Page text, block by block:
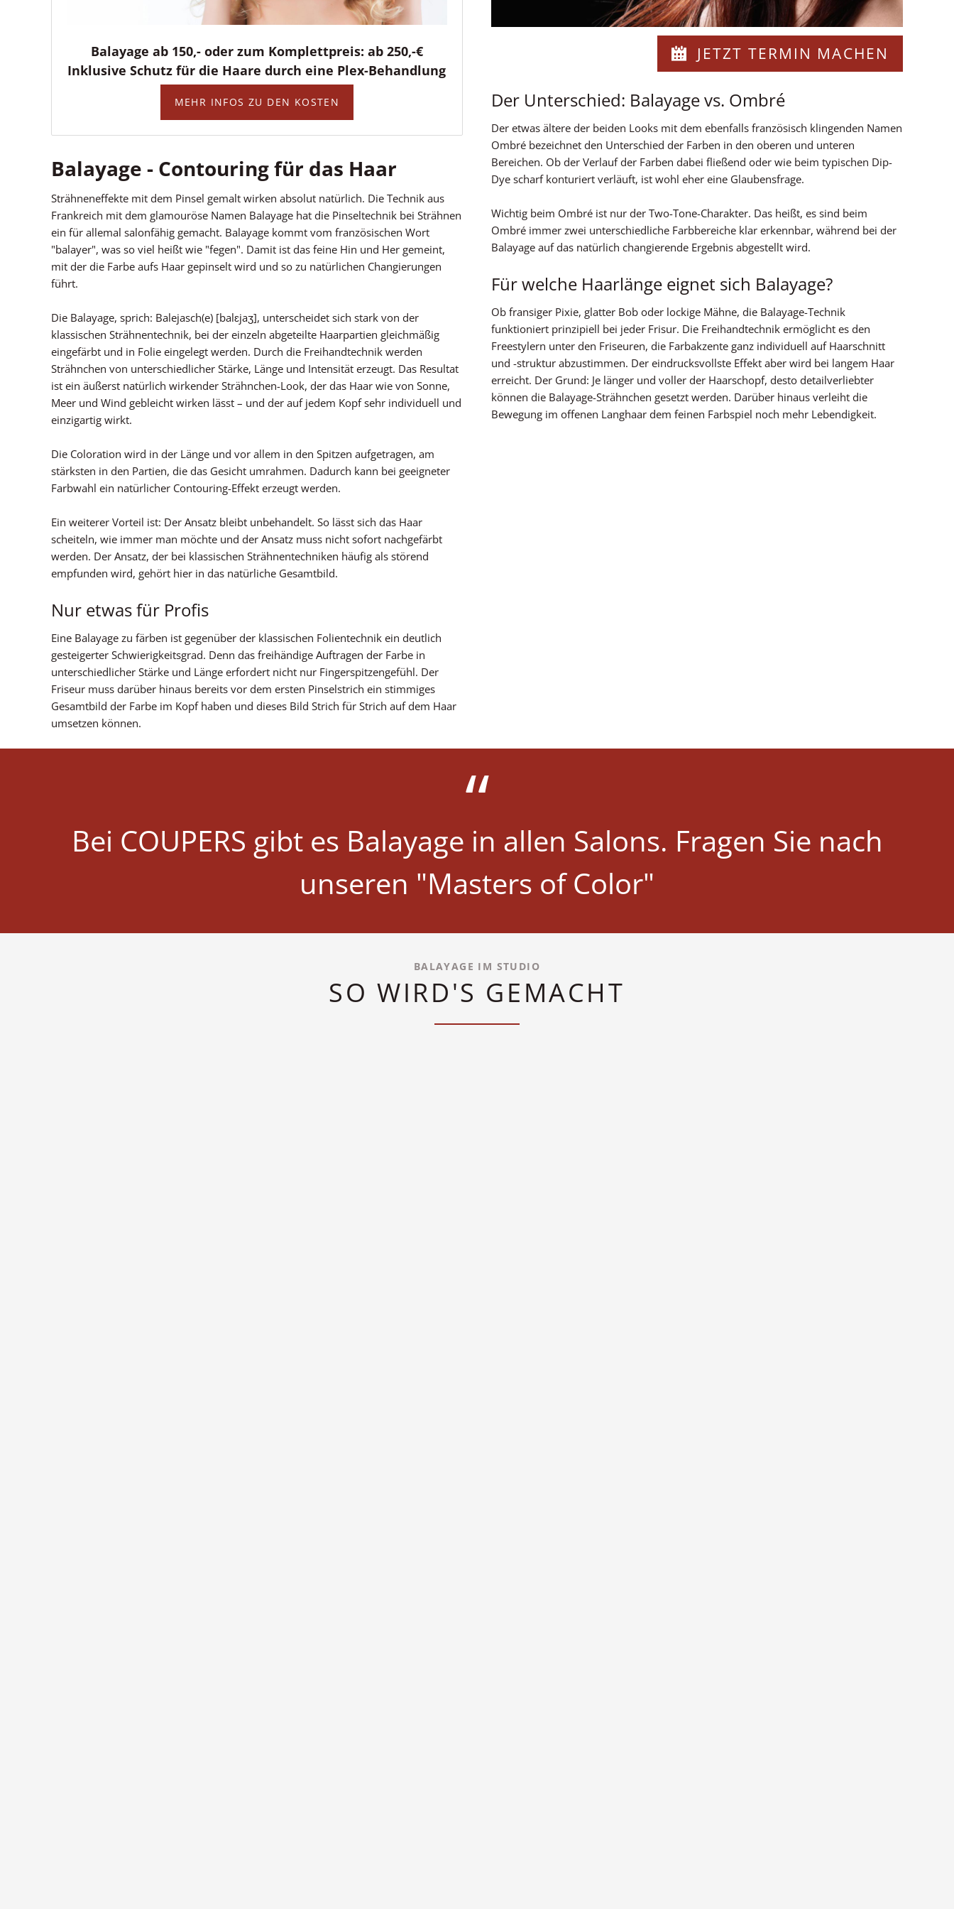
Balayage ab 150,- oder zum Komplettpreis: ab 250,-€
Inklusive Schutz für die Haare durch eine Plex-Behandlung
MEHR INFOS ZU DEN KOSTEN
Balayage - Contouring für das Haar
Strähneneffekte mit dem Pinsel gemalt wirken absolut natürlich. Die Technik aus
Frankreich mit dem glamouröse Namen Balayage hat die Pinseltechnik bei Strähnen
ein für allemal salonfähig gemacht. Balayage kommt vom französischen Wort
"balayer", was so viel heißt wie "fegen". Damit ist das feine Hin und Her gemeint,
mit der die Farbe aufs Haar gepinselt wird und so zu natürlichen Changierungen
führt.
Die Balayage, sprich: Balejasch(e) [balɛjaʒ], unterscheidet sich stark von der
klassischen Strähnentechnik, bei der einzeln abgeteilte Haarpartien gleichmäßig
eingefärbt und in Folie eingelegt werden. Durch die Freihandtechnik werden
Strähnchen von unterschiedlicher Stärke, Länge und Intensität erzeugt. Das Resultat
ist ein äußerst natürlich wirkender Strähnchen-Look, der das Haar wie von Sonne,
Meer und Wind gebleicht wirken lässt – und der auf jedem Kopf sehr individuell und
einzigartig wirkt.
Die Coloration wird in der Länge und vor allem in den Spitzen aufgetragen, am
stärksten in den Partien, die das Gesicht umrahmen. Dadurch kann bei geeigneter
Farbwahl ein natürlicher Contouring-Effekt erzeugt werden.
Ein weiterer Vorteil ist: Der Ansatz bleibt unbehandelt. So lässt sich das Haar
scheiteln, wie immer man möchte und der Ansatz muss nicht sofort nachgefärbt
werden. Der Ansatz, der bei klassischen Strähnentechniken häufig als störend
empfunden wird, gehört hier in das natürliche Gesamtbild.
Nur etwas für Profis
Eine Balayage zu färben ist gegenüber der klassischen Folientechnik ein deutlich
gesteigerter Schwierigkeitsgrad. Denn das freihändige Auftragen der Farbe in
unterschiedlicher Stärke und Länge erfordert nicht nur Fingerspitzengefühl. Der
Friseur muss darüber hinaus bereits vor dem ersten Pinselstrich ein stimmiges
Gesamtbild der Farbe im Kopf haben und dieses Bild Strich für Strich auf dem Haar
umsetzen können.
JETZT TERMIN MACHEN
Der Unterschied: Balayage vs. Ombré
Der etwas ältere der beiden Looks mit dem ebenfalls französisch klingenden Namen
Ombré bezeichnet den Unterschied der Farben in den oberen und unteren
Bereichen. Ob der Verlauf der Farben dabei fließend oder wie beim typischen Dip-
Dye scharf konturiert verläuft, ist wohl eher eine Glaubensfrage.
Wichtig beim Ombré ist nur der Two-Tone-Charakter. Das heißt, es sind beim
Ombré immer zwei unterschiedliche Farbbereiche klar erkennbar, während bei der
Balayage auf das natürlich changierende Ergebnis abgestellt wird.
Für welche Haarlänge eignet sich Balayage?
Ob fransiger Pixie, glatter Bob oder lockige Mähne, die Balayage-Technik
funktioniert prinzipiell bei jeder Frisur. Die Freihandtechnik ermöglicht es den
Freestylern unter den Friseuren, die Farbakzente ganz individuell auf Haarschnitt
und -struktur abzustimmen. Der eindrucksvollste Effekt aber wird bei langem Haar
erreicht. Der Grund: Je länger und voller der Haarschopf, desto detailverliebter
können die Balayage-Strähnchen gesetzt werden. Darüber hinaus verleiht die
Bewegung im offenen Langhaar dem feinen Farbspiel noch mehr Lebendigkeit.
Bei COUPERS gibt es Balayage in allen Salons. Fragen Sie nach
unseren "Masters of Color"
BALAYAGE IM STUDIO
SO WIRD'S GEMACHT